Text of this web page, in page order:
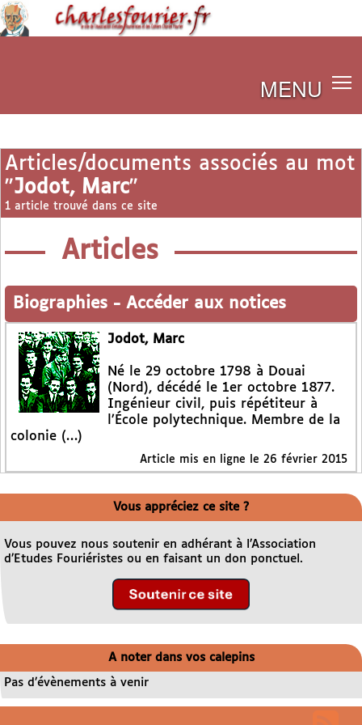
MENU
Articles/documents associés au mot
"Jodot, Marc"
1 article trouvé dans ce site
Articles
Biographies - Accéder aux notices
Jodot, Marc
Né le 29 octobre 1798 à Douai
(Nord), décédé le 1er octobre 1877.
Ingénieur civil, puis répétiteur à
l’École polytechnique. Membre de la
colonie (…)
Article mis en ligne le 26 février 2015
Vous appréciez ce site ?
Vous pouvez nous soutenir en adhérant à l’Association
d’Etudes Fouriéristes ou en faisant un don ponctuel.
A noter dans vos calepins
Pas d’évènements à venir